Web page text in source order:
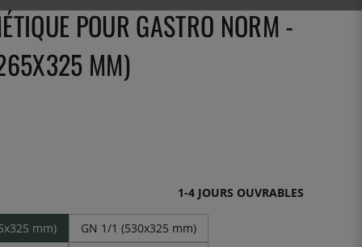
POUR GASTRO NORM -
MM)
1-4 JOURS OUVRABLES
mm)
GN 1/1 (530x325 mm)